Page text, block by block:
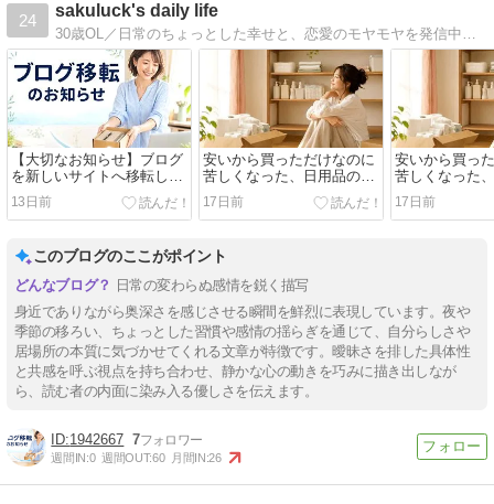
24
sakuluck's daily life
30歳OL／日常のちょっとした幸せと、恋愛のモヤモヤを発信中。自分らしい生き方を模索しています。
【大切なお知らせ】ブログ
を新しいサイトへ移転しま
す
13日前
安いから買っただけなのに
苦しくなった、日用品の買
いすぎに隠れていた本音
17日前
安いから買っ
苦しくなった
いすぎに隠れ
17日前
このブログのここがポイント
日常の変わらぬ感情を鋭く描写
身近でありながら奥深さを感じさせる瞬間を鮮烈に表現しています。夜や
季節の移ろい、ちょっとした習慣や感情の揺らぎを通じて、自分らしさや
居場所の本質に気づかせてくれる文章が特徴です。曖昧さを排した具体性
と共感を呼ぶ視点を持ち合わせ、静かな心の動きを巧みに描き出しなが
ら、読む者の内面に染み入る優しさを伝えます。
1942667 7
週間IN:0 週間OUT:60 月間IN:26